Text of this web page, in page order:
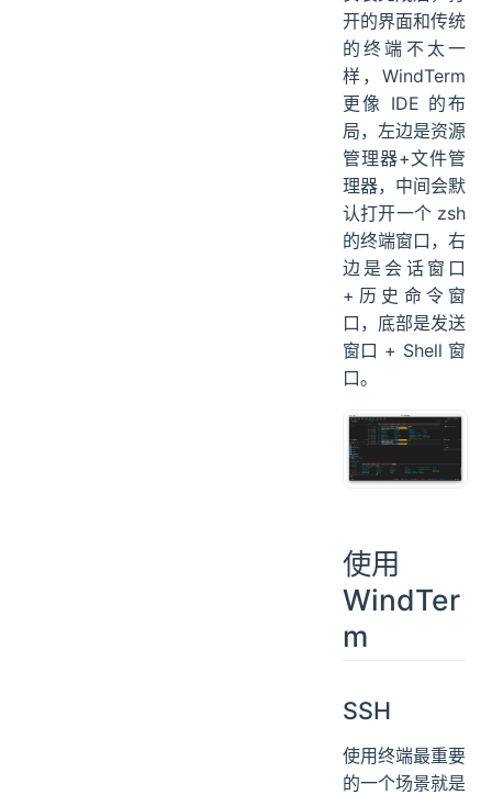
开的界面和传统
的终端不太一
样，WindTerm
更像 IDE 的布
局，左边是资源
管理器+文件管
理器，中间会默
认打开一个 zsh
的终端窗口，右
边是会话窗口
+历史命令窗
口，底部是发送
窗口 + Shell 窗
口。
使用
WindTer
m
SSH
使用终端最重要
的一个场景就是